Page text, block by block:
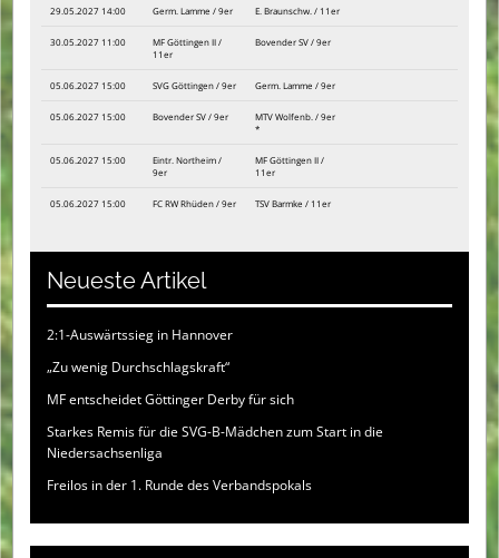
29.05.2027 14:00 Germ. Lamme / 9er E. Braunschw. / 11er
30.05.2027 11:00
MF Göttingen II /
11er
Bovender SV / 9er
05.06.2027 15:00 SVG Göttingen / 9er Germ. Lamme / 9er
05.06.2027 15:00 Bovender SV / 9er
MTV Wolfenb. / 9er
*
05.06.2027 15:00
Eintr. Northeim /
9er
MF Göttingen II /
11er
05.06.2027 15:00 FC RW Rhüden / 9er TSV Barmke / 11er
Neueste Artikel
2:1-Auswärtssieg in Hannover
„Zu wenig Durchschlagskraft“
MF entscheidet Göttinger Derby für sich
Starkes Remis für die SVG-B-Mädchen zum Start in die
Niedersachsenliga
Freilos in der 1. Runde des Verbandspokals